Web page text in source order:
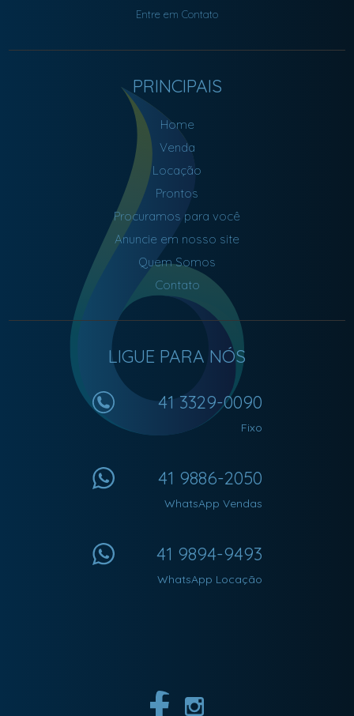
Entre em Contato
PRINCIPAIS
Home
Venda
Locação
Prontos
Procuramos para você
Anuncie em nosso site
Quem Somos
Contato
LIGUE PARA NÓS
41 3329-0090
Fixo
41 9886-2050
WhatsApp Vendas
41 9894-9493
WhatsApp Locação